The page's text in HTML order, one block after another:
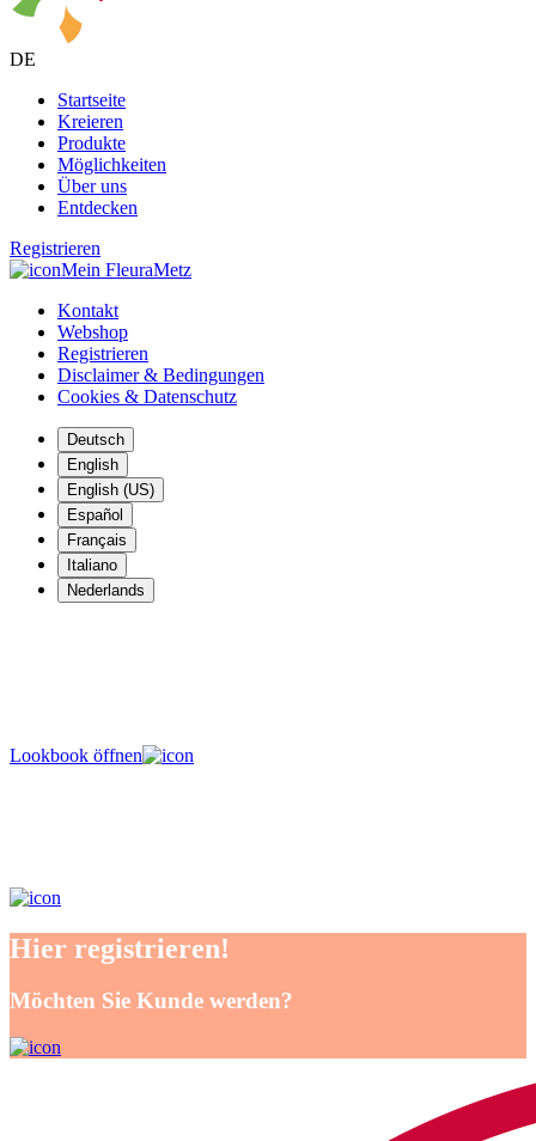
DE
Startseite
Kreieren
Produkte
Möglichkeiten
Über uns
Entdecken
Registrieren
Mein FleuraMetz
Kontakt
Webshop
Registrieren
Disclaimer & Bedingungen
Cookies & Datenschutz
Deutsch
English
English (US)
Español
Français
Italiano
Nederlands
Lookbook öffnen
Hier registrieren!
Möchten Sie Kunde werden?